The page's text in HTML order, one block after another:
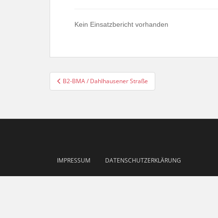
Kein Einsatzbericht vorhanden
Beitragsnavigation
B2-BMA / Dahlhausener Straße
IMPRESSUM DATENSCHUTZERKLÄRUNG